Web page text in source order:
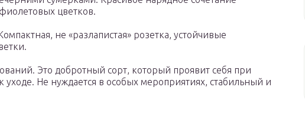
цветков.
не «разлапистая» розетка, устойчивые
Это добротный сорт, который проявит себя при
уходе. Не нуждается в особых мероприятиях, стабильный и